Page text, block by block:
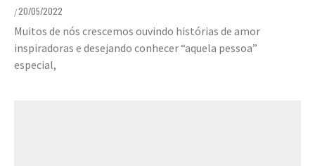
/20/05/2022
Muitos de nós crescemos ouvindo histórias de amor
inspiradoras e desejando conhecer “aquela pessoa”
especial,